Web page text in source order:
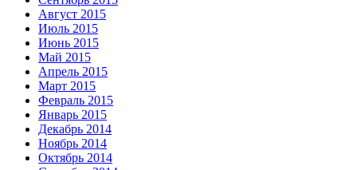
Август 2015
Июль 2015
Июнь 2015
Май 2015
Апрель 2015
Март 2015
Февраль 2015
Январь 2015
Декабрь 2014
Ноябрь 2014
Октябрь 2014